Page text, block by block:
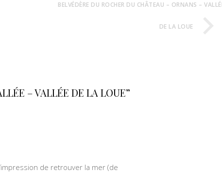
BELVÉDÈRE DU ROCHER DU CHÂTEAU – ORNANS –
DE LA LOUE
– VALLÉE DE LA LOUE”
de retrouver la mer (de